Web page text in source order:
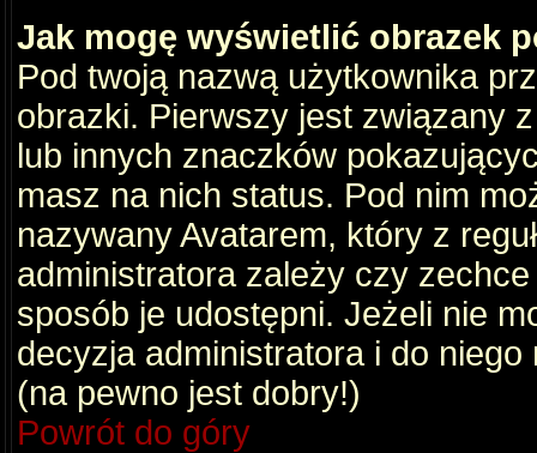
Jak mogę wyświetlić obrazek
Pod twoją nazwą użytkownika
obrazki. Pierwszy jest związany
lub innych znaczków
masz na nich status. Pod nim
nazywany Avatarem, który z
administratora zależy czy
sposób je udostępni. Jeżeli nie
decyzja administratora i do
(na pewno jest dobry!)
Powrót do góry